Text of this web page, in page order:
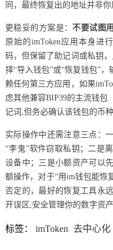
同，最终恢复出的地址并非
更稳妥的方案是：不要试图
原始的imToken应用本身进
码，但保留了助记词或私钥
择“导入钱包”或“恢复钱包”
赖任何第三方应用，如果
虑其他兼容BIP39的主流钱包
记词,但务必确认该钱包的币
实际操作中还需注意三点：
“李鬼”软件窃取私钥；二是
设备中；三是小额资产可以
额操作，对于“用im钱包能恢
否定的，最好的恢复工具永
开误区,安全管理你的数字资产
标签： imToken 去中心化